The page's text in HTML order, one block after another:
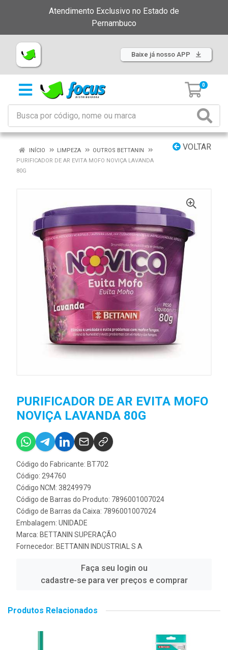
Atendimento Exclusivo no Estado de
Pernambuco
Baixe já nosso APP
0
VOLTAR
INÍCIO LIMPEZA
OUTROS BETTANIN
PURIFICADOR DE AR EVITA MOFO NOVIÇA LAVANDA
80G
PURIFICADOR DE AR EVITA MOFO
NOVIÇA LAVANDA 80G
Código do Fabricante: BT702
Código: 294760
Código NCM: 38249979
Código de Barras do Produto: 7896001007024
Código de Barras da Caixa: 7896001007024
Embalagem: UNIDADE
Marca: BETTANIN SUPERAÇÃO
Fornecedor: BETTANIN INDUSTRIAL S A
Faça seu login ou
cadastre-se para ver preços e comprar
Produtos Relacionados